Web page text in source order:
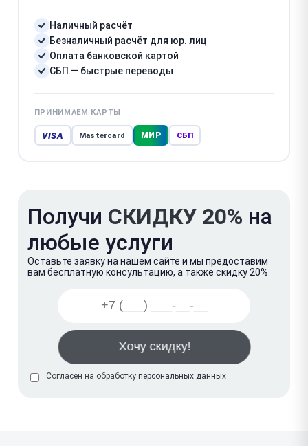
Наличный расчёт
Безналичный расчёт для юр. лиц
Оплата банковской картой
СБП — быстрые переводы
ПРИНИМАЕМ КАРТЫ
VISA Mastercard МИР СБП
Получи СКИДКУ 20% на
любые услуги
Оставьте заявку на нашем сайте и мы предоставим
вам бесплатную консультацию, а также скидку 20%
Согласен на обработку персональных данных